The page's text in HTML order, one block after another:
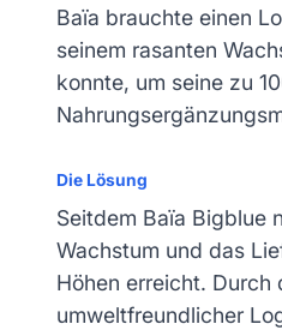
Baïa brauchte einen
seinem rasanten
konnte, um seine zu
Die Lösung
Seitdem Baïa Bigblue
Wachstum und das
Höhen erreicht. Durch
umweltfreundlicher